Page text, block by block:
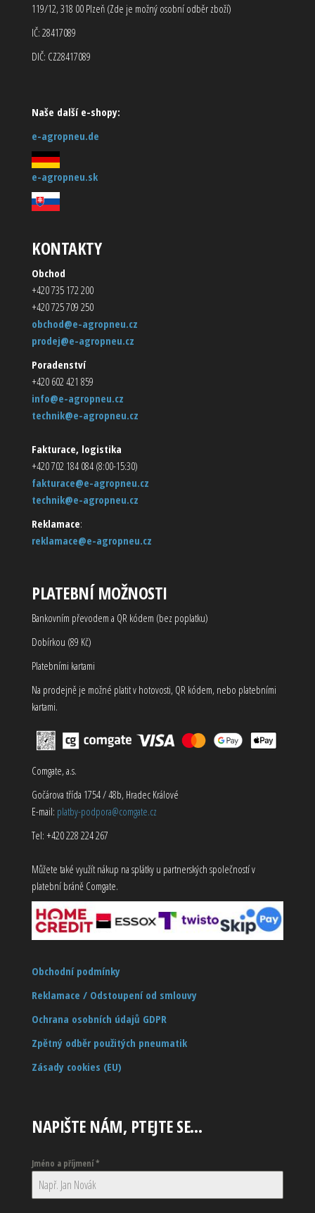
119/12, 318 00 Plzeň (Zde je možný osobní odběr zboží)
IČ: 28417089
DIČ: CZ28417089
Naše další e-shopy:
e-agropneu.de
e-agropneu.sk
KONTAKTY
Obchod
+420 735 172 200
+420 725 709 250
obchod@e-agropneu.cz
prodej@e-agropneu.cz
Poradenství
+420 602 421 859
info@e-agropneu.cz
technik@e-agropneu.cz
Fakturace, logistika
+420 702 184 084 (8:00-15:30)
fakturace@e-agropneu.cz
technik@e-agropneu.cz
Reklamace:
reklamace@e-agropneu.cz
PLATEBNÍ MOŽNOSTI
Bankovním převodem a QR kódem (bez poplatku)
Dobírkou (89 Kč)
Platebními kartami
Na prodejně je možné platit v hotovosti, QR kódem, nebo platebními
kartami.
Comgate, a.s.
Gočárova třída 1754 / 48b, Hradec Králové
E-mail: platby-podpora@comgate.cz
Tel: +420 228 224 267
Můžete také využít nákup na splátky u partnerských společností v
platební bráně Comgate.
Obchodní podmínky
Reklamace / Odstoupení od smlouvy
Ochrana osobních údajů GDPR
Zpětný odběr použitých pneumatik
Zásady cookies (EU)
NAPIŠTE NÁM, PTEJTE SE…
Jméno a příjmení*